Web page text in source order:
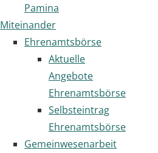
Pamina
Miteinander
Ehrenamtsbörse
Aktuelle
Angebote
Ehrenamtsbörse
Selbsteintrag
Ehrenamtsbörse
Gemeinwesenarbeit